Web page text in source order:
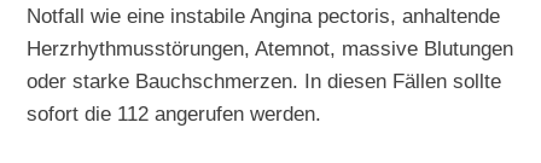
Notfall wie eine instabile Angina pectoris, anhaltende
Herzrhythmusstörungen, Atemnot, massive Blutungen
oder starke Bauchschmerzen. In diesen Fällen sollte
sofort die 112 angerufen werden.